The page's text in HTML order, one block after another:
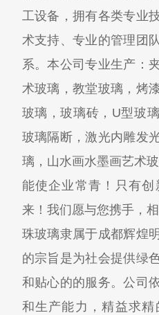
工设备，拥有各类专业
术支持、专业的管理团
系。本公司专业生产：
术玻璃，教堂玻璃，烤
玻璃，玻璃砖，U型玻
玻璃隔断，激光内雕发
璃，山水画水墨画艺术
能使企业常青！只有
来！我们愿与您携手，
珠玻璃隶属于成都辉煌
的宗旨是为社会提供绿
和贴心的的服务。公司
和生产能力，精益求